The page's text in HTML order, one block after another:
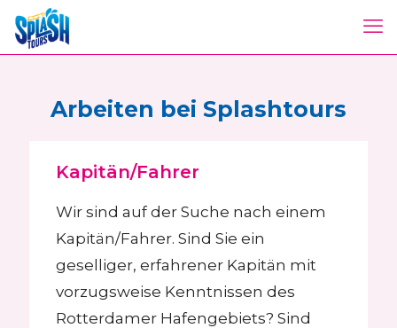
Arbeiten bei Splashtours
Kapitän/Fahrer
Wir sind auf der Suche nach einem
Kapitän/Fahrer. Sind Sie ein
geselliger, erfahrener Kapitän mit
vorzugsweise Kenntnissen des
Rotterdamer Hafengebiets? Sind